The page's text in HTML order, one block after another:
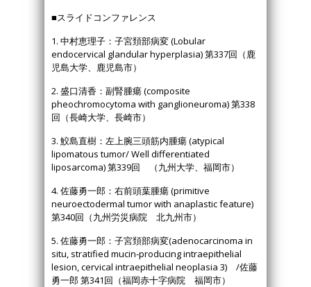
■スライドコンファレンス
1. 中村恵理子：子宮頚部病変 (Lobular
endocervical glandular hyperplasia) 第337回（鹿
児島大学、鹿児島市）
2. 盛口清香：副腎腫瘍 (composite
pheochromocytoma with ganglioneuroma) 第338
回（長崎大学、長崎市）
3. 鮫島直樹：左上腕三頭筋内腫瘍 (atypical
lipomatous tumor/ Well differentiated
liposarcoma) 第339回 （九州大学、福岡市）
4. 佐藤勇一郎：右前頭葉腫瘍 (primitive
neuroectodermal tumor with anaplastic feature)
第340回（九州労災病院 北九州市）
5. 佐藤勇一郎：子宮頚部病変(adenocarcinoma in
situ, stratified mucin-producing intraepithelial
lesion, cervical intraepithelial neoplasia 3) /佐藤
勇一郎 第341回（福岡赤十字病院 福岡市）